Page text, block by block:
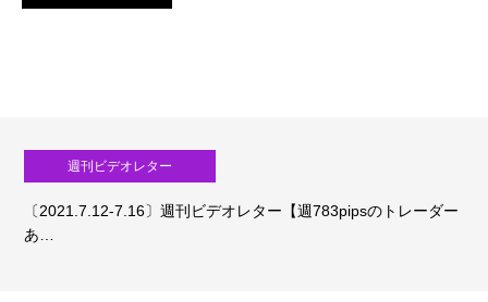
週刊ビデオレター
〔2021.7.12-7.16〕週刊ビデオレター【週783pipsのトレーダー
あ…